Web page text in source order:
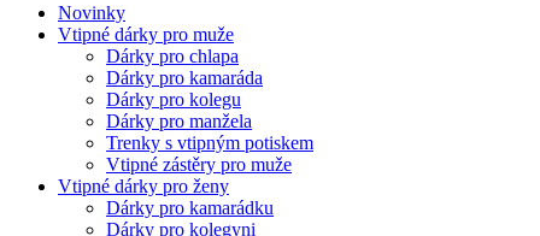
Novinky
Vtipné dárky pro muže
Dárky pro chlapa
Dárky pro kamaráda
Dárky pro kolegu
Dárky pro manžela
Trenky s vtipným potiskem
Vtipné zástěry pro muže
Vtipné dárky pro ženy
Dárky pro kamarádku
Dárky pro kolegyni